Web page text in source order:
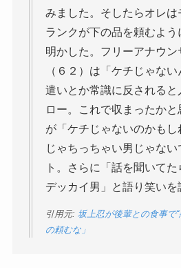
みました。そしたらオレは
ランクが下の品を頼むよ
明かした。フリーアナウ
（６２）は「ケチじゃな
遣いとか常識に反されると
ロー。これで収まったか
が「ケチじゃないのかも
じゃちっちゃい男じゃな
ト。さらに「話を聞いて
デッカイ男」と語り笑いを
引用元: 坂上忍が後輩との食事で
の頼むな」